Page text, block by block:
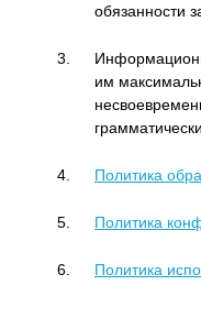
обязанности
им
Политика
Политика
Политика